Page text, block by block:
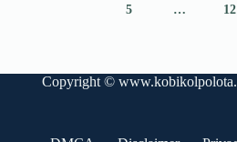
5 … 12
Copyright ©